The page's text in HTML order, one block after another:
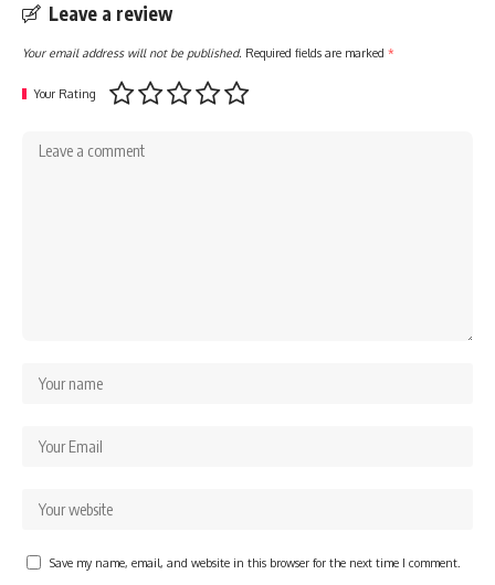
Leave a review
Your email address will not be published. Required fields are marked *
Your Rating
Save my name, email, and website in this browser for the next time I comment.